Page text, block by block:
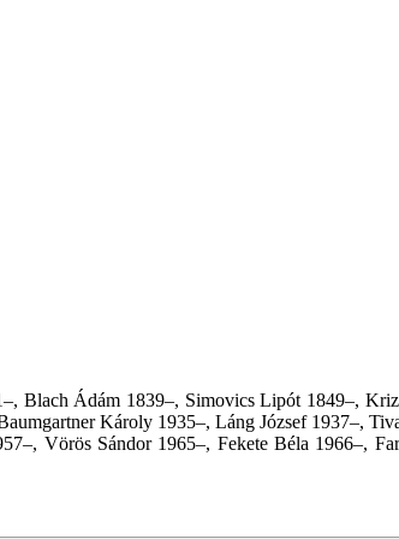
Blach Ádám 1839–, Simovics Lipót 1849–,
Károly 1935–, Láng József 1937–,
Vörös Sándor 1965–, Fekete Béla 1966–,